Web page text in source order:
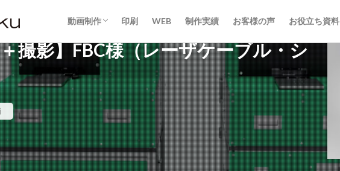
動画制作
動画制作
ライブ配信
印刷 WEB 制作実績 お客様の声 お役立ち資料
撮影】FBC様（レーザケーブル・シ